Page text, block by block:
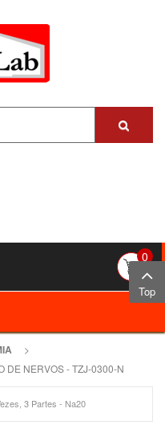
0
>
DE NERVOS - TZJ-0300-N
3 Partes - Na20
Top